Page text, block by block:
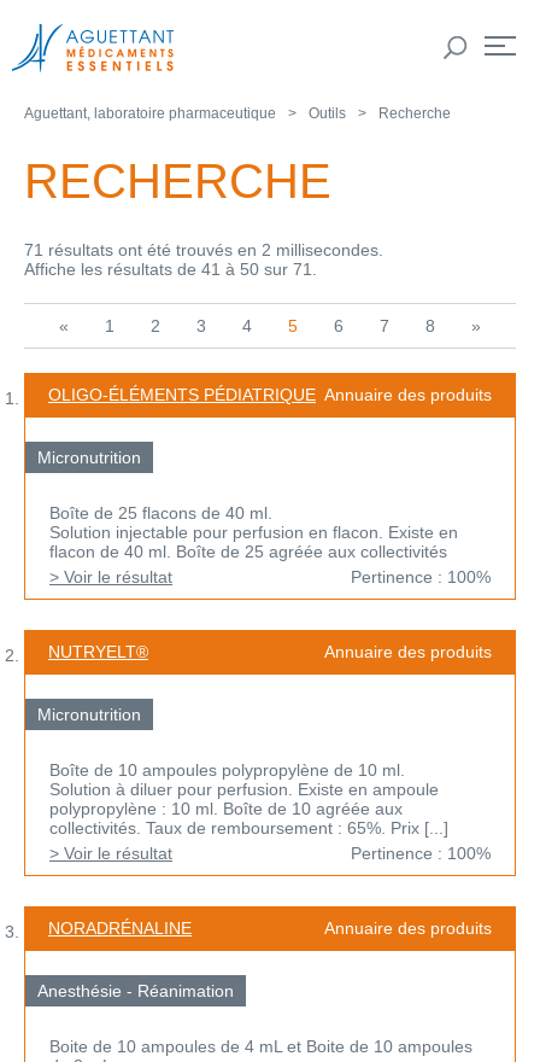
Aguettant, laboratoire pharmaceutique Outils Recherche
RECHERCHE
71 résultats ont été trouvés en 2 millisecondes.
Affiche les résultats de 41 à 50 sur 71.
« 1 2 3 4 5 6 7 8 »
OLIGO-ÉLÉMENTS PÉDIATRIQUE Annuaire des produits
Micronutrition
Boîte de 25 flacons de 40 ml.
Solution injectable pour perfusion en flacon. Existe en
flacon de 40 ml. Boîte de 25 agréée aux collectivités
> Voir le résultat
Pertinence : 100%
NUTRYELT® Annuaire des produits
Micronutrition
Boîte de 10 ampoules polypropylène de 10 ml.
Solution à diluer pour perfusion. Existe en ampoule
polypropylène : 10 ml. Boîte de 10 agréée aux
collectivités. Taux de remboursement : 65%. Prix [...]
> Voir le résultat
Pertinence : 100%
NORADRÉNALINE Annuaire des produits
Anesthésie - Réanimation
Boite de 10 ampoules de 4 mL et Boite de 10 ampoules